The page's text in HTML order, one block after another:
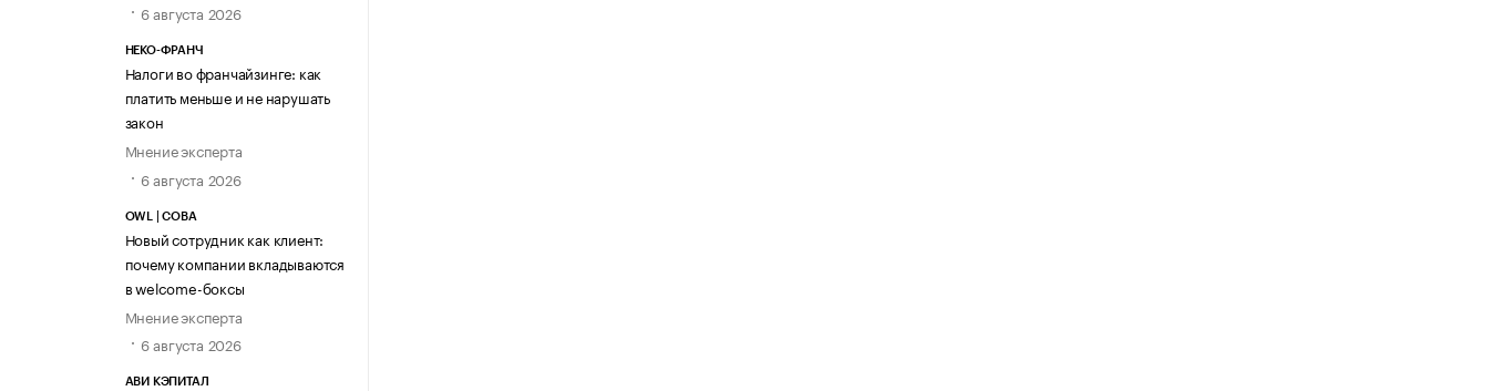
6 августа 2026
НЕКО-ФРАНЧ
Налоги во франчайзинге: как
платить меньше и не нарушать
закон
Мнение эксперта
6 августа 2026
OWL | СОВА
Новый сотрудник как клиент:
почему компании вкладываются
в welcome-боксы
Мнение эксперта
6 августа 2026
АВИ КЭПИТАЛ